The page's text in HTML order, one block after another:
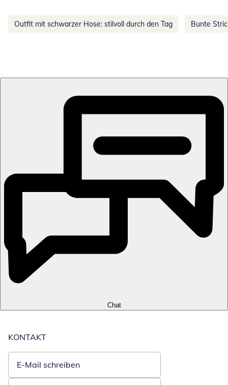
Outfit mit schwarzer Hose: stilvoll durch den Tag Bunte
Chat
KONTAKT
E-Mail schreiben
Öffnet E-Mail-Client